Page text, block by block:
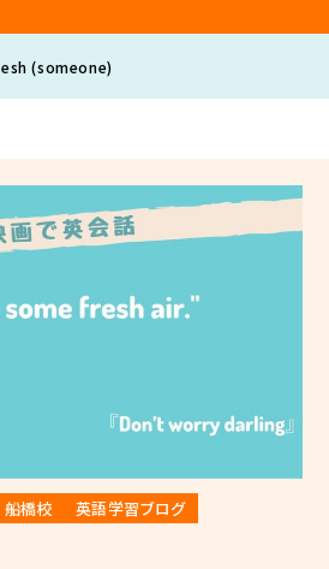
(someone)
船橋校 英語学習ブログ